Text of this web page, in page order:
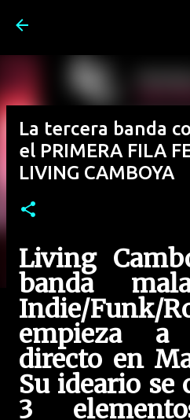
La tercera banda
el PRIMERA FILA
LIVING CAMBOYA
Living
banda
Indie/
empieza
directo en
Su ideario se
3